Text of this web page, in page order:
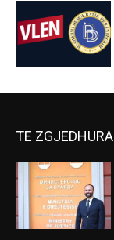
TE ZGJEDHURA